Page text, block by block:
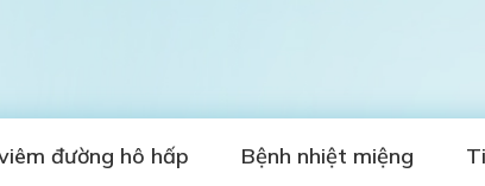
đường hô hấp Bệnh nhiệt miệng